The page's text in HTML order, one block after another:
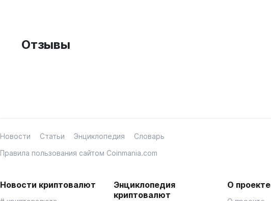
Отзывы
Новости Статьи Энциклопедия
Словарь
Правила пользования сайтом Coinmania.com
Новости криптовалют
Энциклопедия
криптовалют
О проекте